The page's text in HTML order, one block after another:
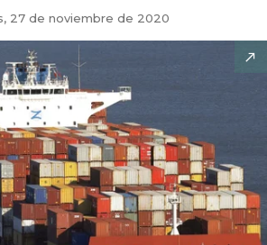
27 de noviembre de 2020